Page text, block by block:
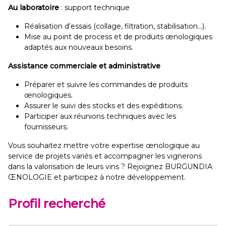
Au laboratoire : support technique
Réalisation d’essais (collage, filtration, stabilisation…).
Mise au point de process et de produits œnologiques
adaptés aux nouveaux besoins.
Assistance commerciale et administrative
Préparer et suivre les commandes de produits
œnologiques.
Assurer le suivi des stocks et des expéditions.
Participer aux réunions techniques avec les
fournisseurs.
Vous souhaitez mettre votre expertise œnologique au
service de projets variés et accompagner les vignerons
dans la valorisation de leurs vins ? Rejoignez BURGUNDIA
ŒNOLOGIE et participez à notre développement.
Profil recherché